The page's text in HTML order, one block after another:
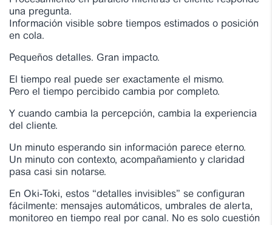
una pregunta.
Información visible sobre tiempos estimados o posición
en cola.
Pequeños detalles. Gran impacto.
El tiempo real puede ser exactamente el mismo.
Pero el tiempo percibido cambia por completo.
Y cuando cambia la percepción, cambia la experiencia
del cliente.
Un minuto esperando sin información parece eterno.
Un minuto con contexto, acompañamiento y claridad
pasa casi sin notarse.
En Oki-Toki, estos “detalles invisibles” se configuran
fácilmente: mensajes automáticos, umbrales de alerta,
monitoreo en tiempo real por canal. No es solo cuestión